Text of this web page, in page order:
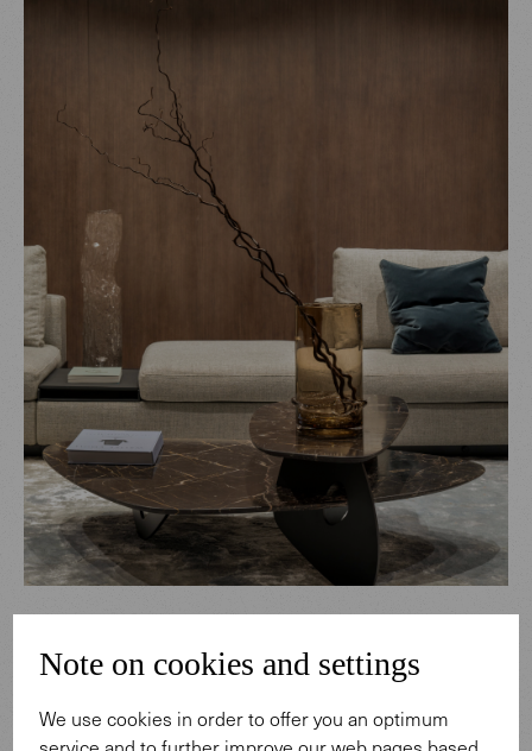
Note on cookies and settings
We use cookies in order to offer you an optimum
service and to further improve our web pages based